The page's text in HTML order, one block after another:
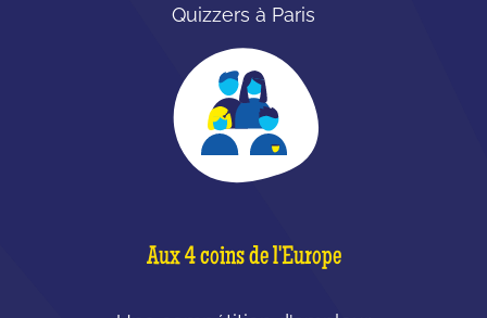
Quizzers à Paris
Aux 4 coins de l'Europe